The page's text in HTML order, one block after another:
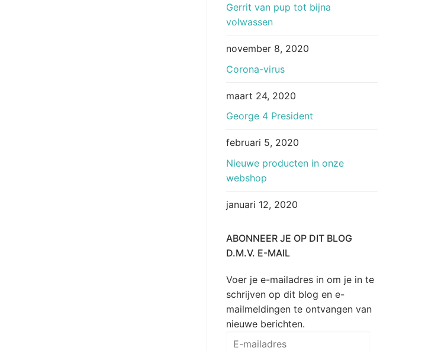
Gerrit van pup tot bijna
volwassen
november 8, 2020
Corona-virus
maart 24, 2020
George 4 President
februari 5, 2020
Nieuwe producten in onze
webshop
januari 12, 2020
ABONNEER JE OP DIT BLOG
D.M.V. E-MAIL
Voer je e-mailadres in om je in te
schrijven op dit blog en e-
mailmeldingen te ontvangen van
nieuwe berichten.
E-